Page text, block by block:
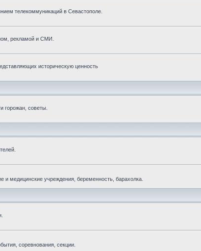
телекоммуникаций в Севастополе.
рекламой и СМИ.
историческую ценность
горожан, советы.
и медицинские учреждения, беременность, барахолка.
соревнования, секции.